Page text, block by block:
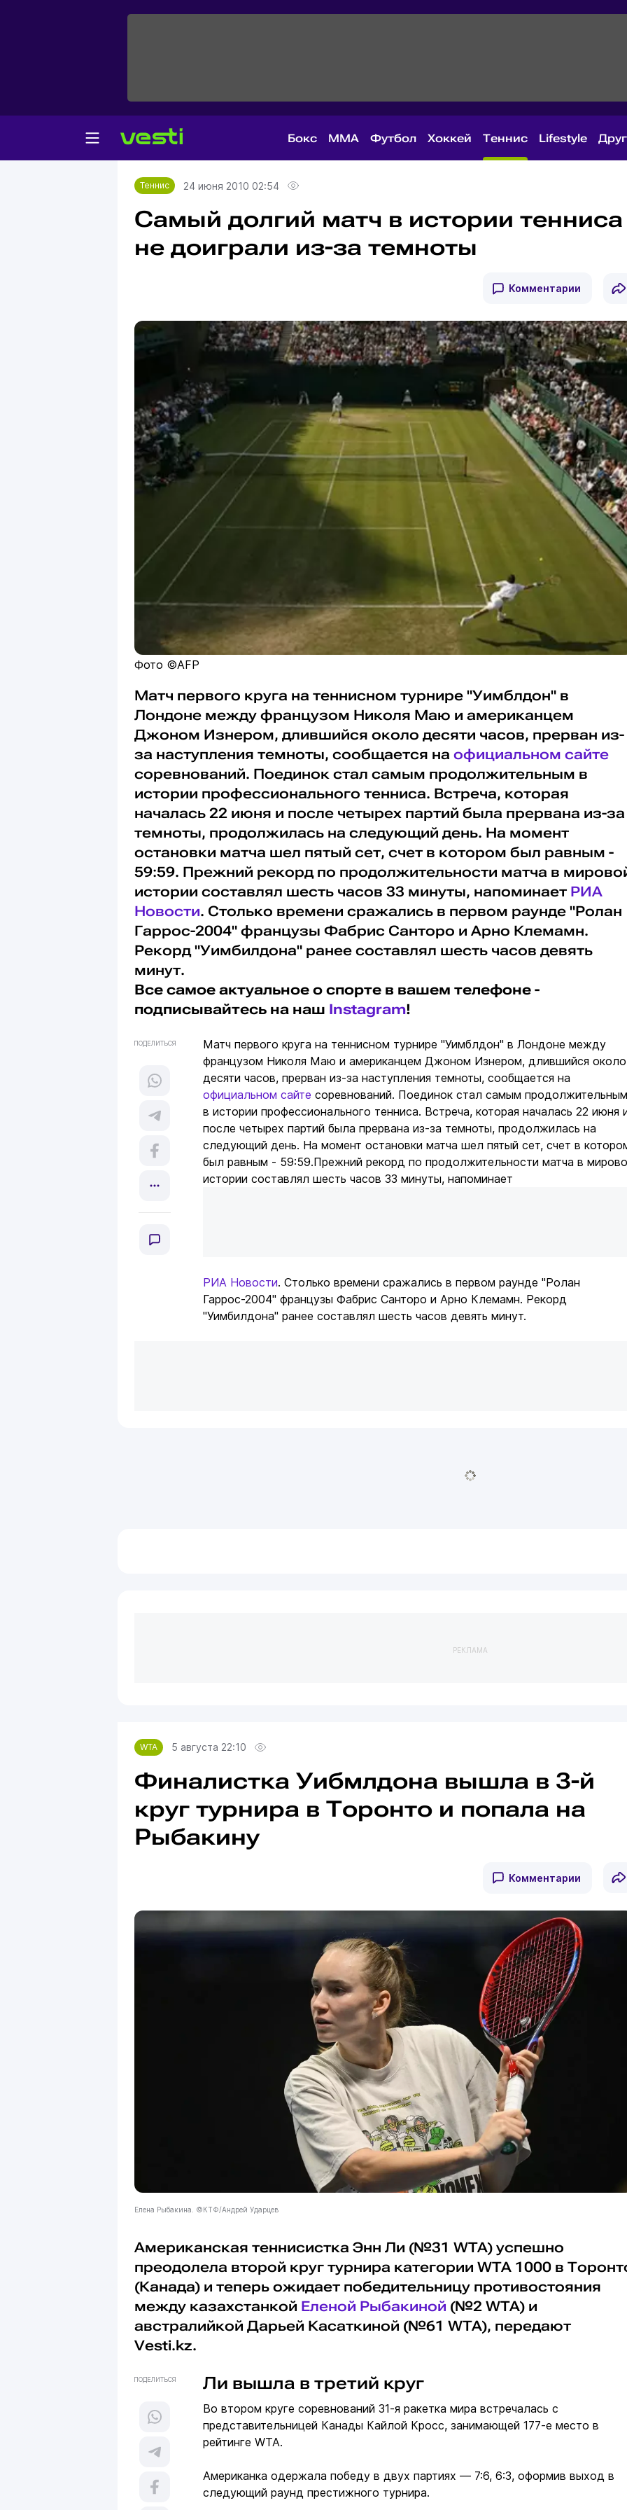
Бокс MMA Футбол Хоккей Теннис Lifestyle
Главная
Теннис
Теннис 24 июня 2010 02:54
Самый долгий матч в истории тенниса
не доиграли из-за темноты
Комментарии
Фото ©AFP
Матч первого круга на теннисном турнире "Уимблдон" в
Лондоне между французом Николя Маю и американцем
Джоном Изнером, длившийся около десяти часов, прерван из-
за наступления темноты, сообщается на официальном сайте
соревнований. Поединок стал самым продолжительным в
истории профессионального тенниса. Встреча, которая
началась 22 июня и после четырех партий была прервана из-за
темноты, продолжилась на следующий день. На момент
остановки матча шел пятый сет, счет в котором был равным -
59:59. Прежний рекорд по продолжительности матча в
истории составлял шесть часов 33 минуты, напоминает РИА
Новости. Столько времени сражались в первом раунде "Ролан
Гаррос-2004" французы Фабрис Санторо и Арно Клемамн.
Рекорд "Уимбилдона" ранее составлял шесть часов девять
минут.
Все самое актуальное о спорте в вашем телефоне -
подписывайтесь на наш Instagram!
ПОДЕЛИТЬСЯ
Матч первого круга на теннисном турнире "Уимблдон" в Лондоне между
французом Николя Маю и американцем Джоном Изнером, длившийся около
десяти часов, прерван из-за наступления темноты, сообщается на
официальном сайте соревнований. Поединок стал самым продолжительным
в истории профессионального тенниса. Встреча, которая началась 22 июня
после четырех партий была прервана из-за темноты, продолжилась на
следующий день. На момент остановки матча шел пятый сет, счет в
был равным - 59:59.Прежний рекорд по продолжительности матча в
истории составлял шесть часов 33 минуты, напоминает
РИА Новости. Столько времени сражались в первом раунде "Ролан
Гаррос-2004" французы Фабрис Санторо и Арно Клемамн. Рекорд
"Уимбилдона" ранее составлял шесть часов девять минут.
РЕКЛАМА
WTA 5 августа 22:10
Финалистка Уибмлдона вышла в 3-й
круг турнира в Торонто и попала на
Рыбакину
Комментарии
Елена Рыбакина. ©КТФ/Андрей Ударцев
Американская теннисистка Энн Ли (№31 WTA) успешно
преодолела второй круг турнира категории WTA 1000 в
(Канада) и теперь ожидает победительницу противостояния
между казахстанкой Еленой Рыбакиной (№2 WTA) и
австралийкой Дарьей Касаткиной (№61 WTA), передают
Vesti.kz.
ПОДЕЛИТЬСЯ Ли вышла в третий круг
Во втором круге соревнований 31-я ракетка мира встречалась с
представительницей Канады Кайлой Кросс, занимающей 177-е место в
рейтинге WTA.
Американка одержала победу в двух партиях — 7:6, 6:3, оформив выход в
следующий раунд престижного турнира.